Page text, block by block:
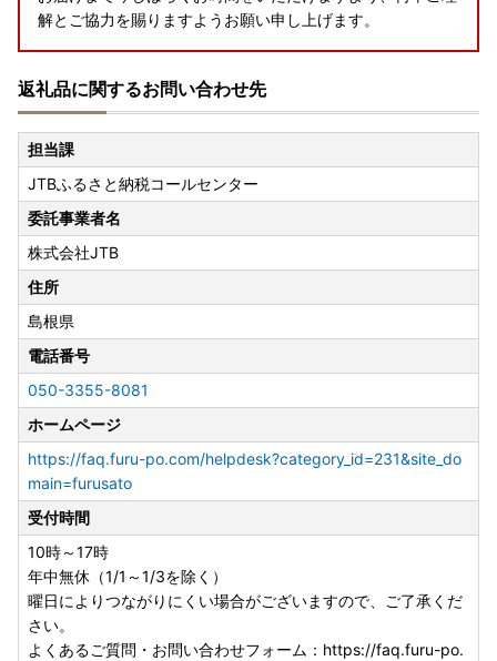
解とご協力を賜りますようお願い申し上げます。
返礼品に関するお問い合わせ先
担当課
JTBふるさと納税コールセンター
委託事業者名
株式会社JTB
住所
島根県
電話番号
050-3355-8081
ホームページ
https://faq.furu-po.com/helpdesk?category_id=231&site_do
main=furusato
受付時間
10時～17時
年中無休（1/1～1/3を除く）
曜日によりつながりにくい場合がございますので、ご了承くだ
さい。
よくあるご質問・お問い合わせフォーム：https://faq.furu-po.